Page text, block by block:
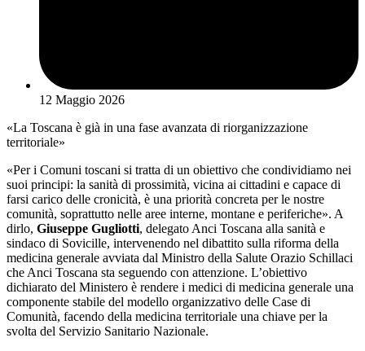
12 Maggio 2026
«La Toscana è già in una fase avanzata di riorganizzazione
territoriale»
«Per i Comuni toscani si tratta di un obiettivo che condividiamo nei
suoi principi: la sanità di prossimità, vicina ai cittadini e capace di
farsi carico delle cronicità, è una priorità concreta per le nostre
comunità, soprattutto nelle aree interne, montane e periferiche». A
dirlo, Giuseppe Gugliotti, delegato Anci Toscana alla sanità e
sindaco di Sovicille, intervenendo nel dibattito sulla riforma della
medicina generale avviata dal Ministro della Salute Orazio Schillaci
che Anci Toscana sta seguendo con attenzione. L’obiettivo
dichiarato del Ministero è rendere i medici di medicina generale una
componente stabile del modello organizzativo delle Case di
Comunità, facendo della medicina territoriale una chiave per la
svolta del Servizio Sanitario Nazionale.